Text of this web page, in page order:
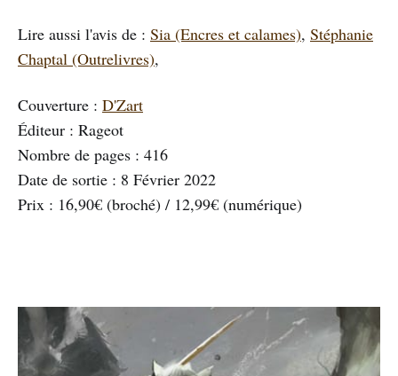
Lire aussi l'avis de : Sia (Encres et calames), Stéphanie
Chaptal (Outrelivres),
Couverture : D'Zart
Éditeur : Rageot
Nombre de pages : 416
Date de sortie : 8 Février 2022
Prix : 16,90€ (broché) / 12,99€ (numérique)